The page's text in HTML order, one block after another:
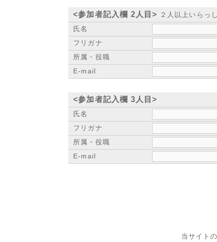
<参加者記入欄 2人目> ２人以上いらっ
氏名
フリガナ
所属・役職
E-mail
<参加者記入欄 3人目>
氏名
フリガナ
所属・役職
E-mail
当サイト